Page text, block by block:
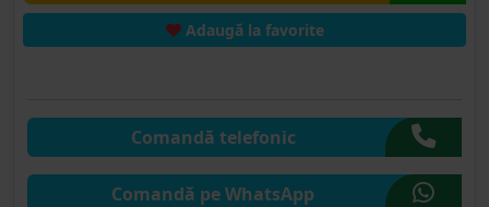
Adaugă la favorite
Comandă telefonic
Comandă pe WhatsApp